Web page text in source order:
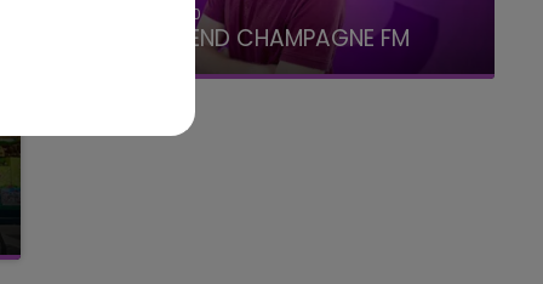
16h00 - 20h00
LE WEEK-END CHAMPAGNE FM